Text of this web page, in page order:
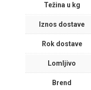
Težina u kg
Iznos dostave
Rok dostave
Lomljivo
Brend